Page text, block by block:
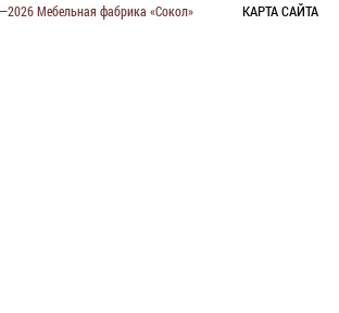
Мебельная фабрика «Сокол» КАРТА САЙТА